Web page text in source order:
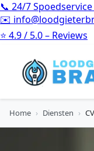
📞 24/7 Spoedservice
✉️
⭐ 4.9 / 5.0 – Reviews
Home › Diensten ›